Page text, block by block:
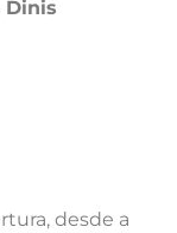
Dinis
desde a